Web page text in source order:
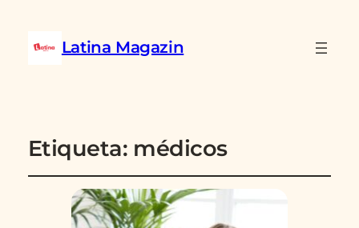
Latina Magazin
Etiqueta: médicos